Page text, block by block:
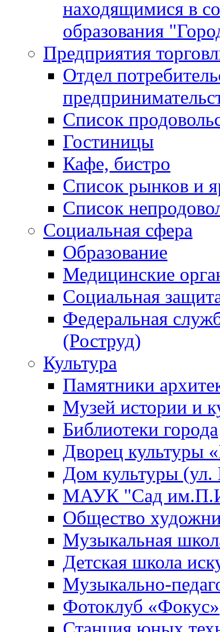
находящимися в
образования
Предприятия
Отдел
Список
Гостиницы
Кафе, бистро
Cписок рынков и
Список
Социальная сфера
Образование
Медицинские
Социальная
Федеральная
(Роструд)
Культура
Памятники
Музей истории и
Библиотеки города
Дворец культуры
Дом культуры (ул.
МАУК "Сад
Общество
Музыкальная
Детская школа
Музыкально-
Фотоклуб «Фокус»